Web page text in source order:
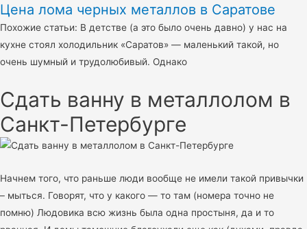
Цена лома черных металлов в Саратове
Похожие статьи: В детстве (а это было очень давно) у нас на
кухне стоял холодильник «Саратов» — маленький такой, но
очень шумный и трудолюбивый. Однако
Сдать ванну в металлолом в
Санкт-Петербурге
Начнем того, что раньше люди вообще не имели такой привычки
– мыться. Говорят, что у какого — то там (номера точно не
помню) Людовика всю жизнь была одна простыня, да и то